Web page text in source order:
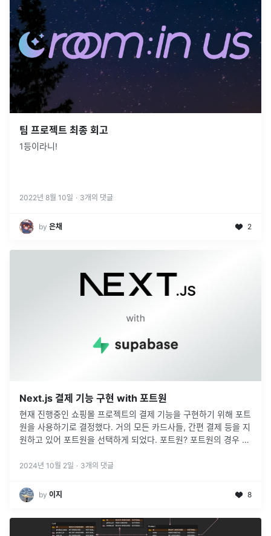
팀 프로젝트 최종 회고
1등이라니!
2022년 8월 10일 · 3개의 댓글
by 은채 2
Next.js 결제 기능 구현 with 포트원
현재 진행중인 쇼핑몰 프로젝트의 결제 기능을 구현하기 위해 포트
원을 사용하기로 결정했다. 거의 모든 카드사들, 간편 결제 등을 지
원하고 있어 포트원을 선택하게 되었다. 포트원? 포트원의 경우 다
줄...
2024년 10월 2일 · 3개의 댓글
by 이지 8